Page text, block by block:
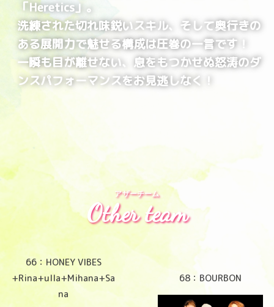
「Heretics」。
洗練された切れ味鋭いスキル、そして奥行きの
ある展開力で魅せる構成は圧巻の一言です！
一瞬も目が離せない、息をもつかせぬ怒涛のダ
ンスパフォーマンスをお見逃しなく！
Other team
アザーチーム
66：HONEY VIBES
+Rina+ulla+Mihana+Sa
na
68：BOURBON